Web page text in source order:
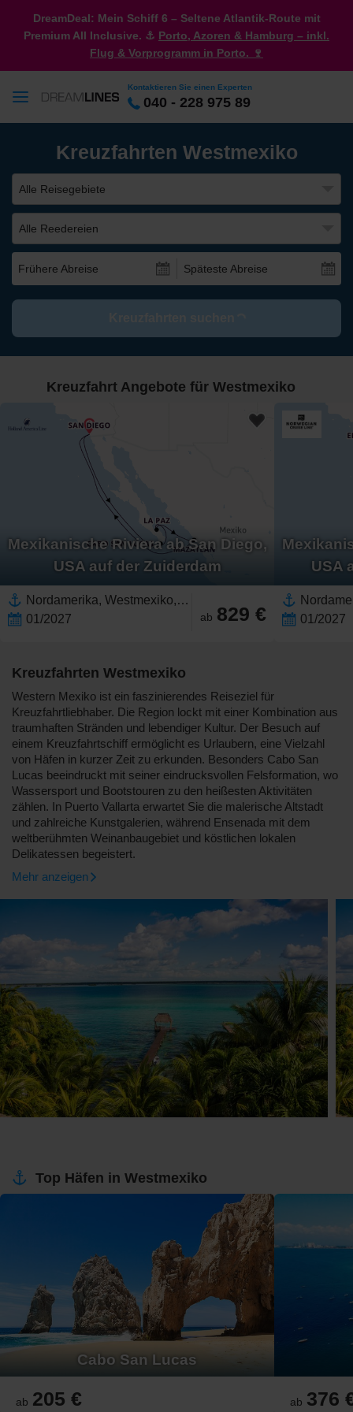
DreamDeal: Mein Schiff 6 – Seltene Atlantik-Route mit
Premium All Inclusive. ⚓ Porto, Azoren & Hamburg – inkl.
Flug & Vorprogramm in Porto. 🍷
Kontaktieren Sie einen Experten
040 - 228 975 89
Kreuzfahrten Westmexiko
Alle Reisegebiete
Alle Reedereien
Frühere Abreise Späteste Abreise
Kreuzfahrt Angebote für Westmexiko
Mexikanische Riviera ab San Diego,
USA auf der Zuiderdam
Nordamerika, Westmexiko,Mexiko,Baja California, Mexiko,Mexikanische Riviera,Kalifornien,Vereinigte Staaten,USA Westküste,Pazifik
01/2027
ab 829 €
USA
01/2027
Kreuzfahrten Westmexiko
Western Mexiko ist ein faszinierendes Reiseziel für
Kreuzfahrtliebhaber. Die Region lockt mit einer Kombination aus
traumhaften Stränden und lebendiger Kultur. Der Besuch auf
einem Kreuzfahrtschiff ermöglicht es Urlaubern, eine Vielzahl
von Häfen in kurzer Zeit zu erkunden. Besonders Cabo San
Lucas beeindruckt mit seiner eindrucksvollen Felsformation, wo
Wassersport und Bootstouren zu den heißesten Aktivitäten
zählen. In Puerto Vallarta erwartet Sie die malerische Altstadt
und zahlreiche Kunstgalerien, während Ensenada mit dem
weltberühmten Weinanbaugebiet und köstlichen lokalen
Delikatessen begeistert.
Mehr anzeigen
Top Häfen in Westmexiko
Cabo San Lucas
ab 205 € ab 376